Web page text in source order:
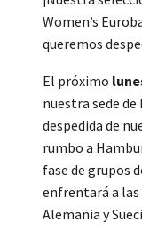
Women’s
queremos
El próximo
nuestra sede
despedida de
rumbo a
fase de grupos
enfrentará a las
Alemania y